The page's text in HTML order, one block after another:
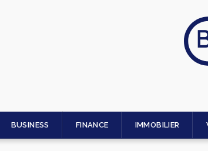
BUSINESS FINANCE IMMOBILIER